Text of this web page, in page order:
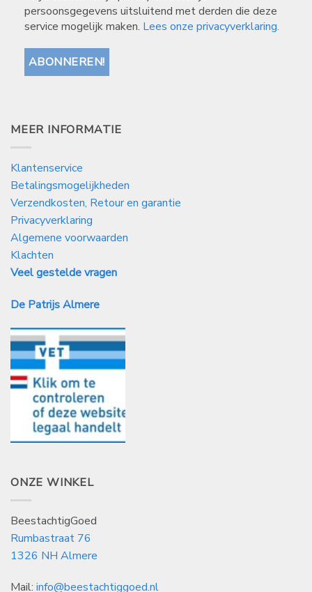
persoonsgegevens uitsluitend met derden die deze
service mogelijk maken. Lees onze privacyverklaring.
MEER INFORMATIE
Klantenservice
Betalingsmogelijkheden
Verzendkosten, Retour en garantie
Privacyverklaring
Algemene voorwaarden
Klachten
Veel gestelde vragen
De Patrijs Almere
ONZE WINKEL
BeestachtigGoed
Rumbastraat 76
1326 NH Almere
Mail: info@beestachtiggoed.nl